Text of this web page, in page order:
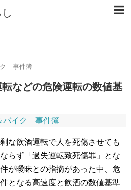
ク 事件簿
などの危険運転の数値基
バイク 事件簿
な飲酒運転で人を死傷させても
らず「過失運転致死傷罪」とな
が曖昧との指摘があった中、危
となる高速度と飲酒の数値基準